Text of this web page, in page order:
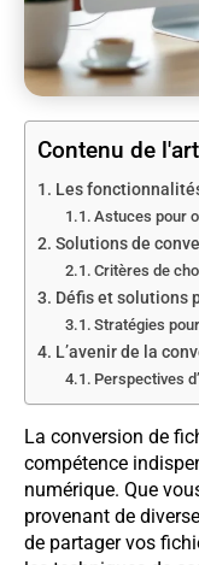
Contenu de
Les
Astuces pour
Solutions de
Critères de
Défis et solutions
Stratégies
L’avenir de la
Perspectives
La conversion de
compétence
numérique. Que
provenant de
de partager vos